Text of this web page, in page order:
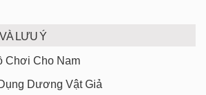
LƯU Ý
Chơi Cho Nam
Dương Vật Giả